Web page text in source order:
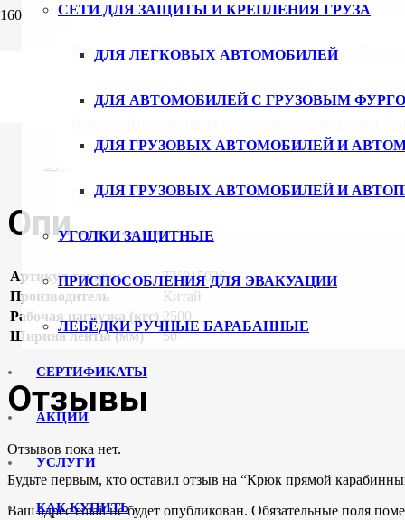
ВладивостокВолгоград ВоронежЕкатеринбург
ПетербургУльяновскУфаХабаровскЧебоксары
СЕТИ ДЛЯ ЗАЩИТЫ И КРЕПЛЕНИЯ ГРУЗА
ДЛЯ ЛЕГКОВЫХ АВТОМОБИЛЕЙ
ДЛЯ АВТОМОБИЛЕЙ С ГРУЗОВЫМ
ДЛЯ ГРУЗОВЫХ АВТОМОБИЛЕЙ И
ДЛЯ ГРУЗОВЫХ АВТОМОБИЛЕЙ И
УГОЛКИ ЗАЩИТНЫЕ
ПРИСПОСОБЛЕНИЯ ДЛЯ ЭВАКУАЦИИ
ЛЕБЁДКИ РУЧНЫЕ БАРАБАННЫЕ
СЕРТИФИКАТЫ
АКЦИИ
УСЛУГИ
КАК КУПИТЬ
Описание
Описание
Артикул товара:
TY015036
Производитель
Китай
Рабочая нагрузка (кгс) 2500
Ширина ленты (мм)
50
Отзывы
Отзывов пока нет.
Будьте первым, кто оставил отзыв на “Крюк прямой
Ваш адрес email не будет опубликован. Обязательные поля